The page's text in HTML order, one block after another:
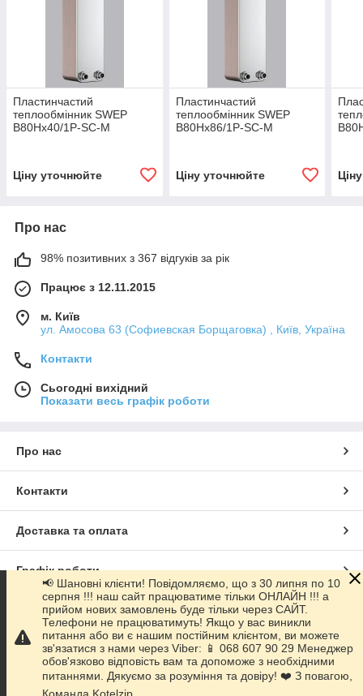
Пластинчастий
теплообмінник SWEP
B80Hx40/1P-SC-M
Ціну уточнюйте
Пластинчастий
теплообмінник SWEP
B80Hx86/1P-SC-M
Ціну уточнюйте
Про нас
98% позитивних з 367 відгуків за рік
Працює з 12.11.2015
м. Київ
ул. Амосова 63 (Софиевская Борщаговка) , Київ, Україна
Контакти
Сьогодні вихідний
Показати весь графік роботи
Про нас
Контакти
Доставка та оплата
Графік роботи
Повна версія сайту
Сайт створено на маркетплейсі Prom.ua
Політика конфіденційності
📢 Шановні клієнти! Повідомляємо, що з 30 липня по 10
серпня !!! наш сайт працюватиме тільки ОНЛАЙН !!! а
прийом нових замовлень буде тільки через САЙТ.
Телефони не працюватимуть! Якщо у вас виникли
питання або ви є нашим постійним клієнтом, ви можете
зв'язатися з нами через Viber: 📱 068 607 90 29 Менеджер
обов'язково відповість вам та допоможе з необхідними
питаннями. Дякуємо за розуміння та довіру! ❤️ З повагою,